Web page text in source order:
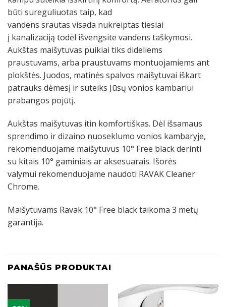
būti sureguliuotas taip, kad
vandens srautas visada nukreiptas tiesiai
į kanalizaciją todėl išvengsite vandens taškymosi.
Aukštas maišytuvas puikiai tiks dideliems
praustuvams, arba praustuvams montuojamiems ant
plokštės. Juodos, matinės spalvos maišytuvai iškart
patrauks dėmesį ir suteiks Jūsų vonios kambariui
prabangos pojūtį.
Aukštas maišytuvas itin komfortiškas. Dėl išsamaus
sprendimo irdizaino nuoseklumo vonios kambaryje,
rekomenduojame maišytuvus 10° Free blackderinti
su kitais 10° gaminiais ar aksesuarais. Išorės
valymui rekomenduojame naudoti RAVAK Cleaner
Chrome.
Maišytuvams Ravak 10° Free black taikoma 3 metų
garantija.
PANAŠŪS PRODUKTAI